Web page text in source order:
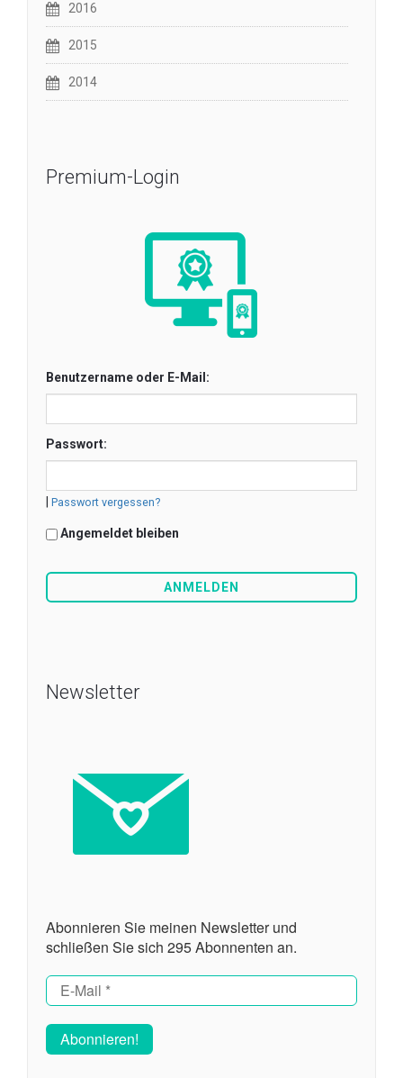
2016
2015
2014
Premium-Login
Benutzername oder E-Mail:
Passwort:
Passwort vergessen?
Angemeldet bleiben
Newsletter
Abonnieren Sie meinen Newsletter und
schließen Sie sich 295 Abonnenten an.